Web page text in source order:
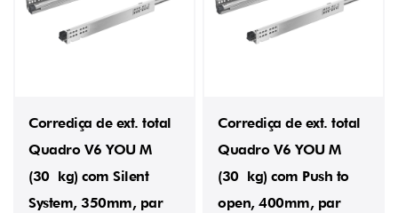
Corrediça de ext. total
Quadro V6 YOU M
(30 kg) com Silent
System, 350mm, par
Corrediça de ext. total
Quadro V6 YOU M
(30 kg) com Push to
open, 400mm, par